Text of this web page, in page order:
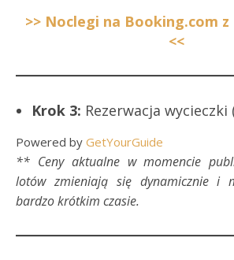
>> Noclegi na Booking.com
<<
Krok 3: Rezerwacja
Powered by GetYourGuide
** Ceny aktualne w momencie
lotów zmieniają się dynamicznie i
bardzo krótkim czasie.